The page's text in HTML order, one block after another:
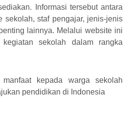
Informasi tersebut antara
sekolah, staf pengajar, jenis-jenis
lainnya. Melalui website ini
sekolah dalam rangka
kepada warga sekolah
pendidikan di Indonesia